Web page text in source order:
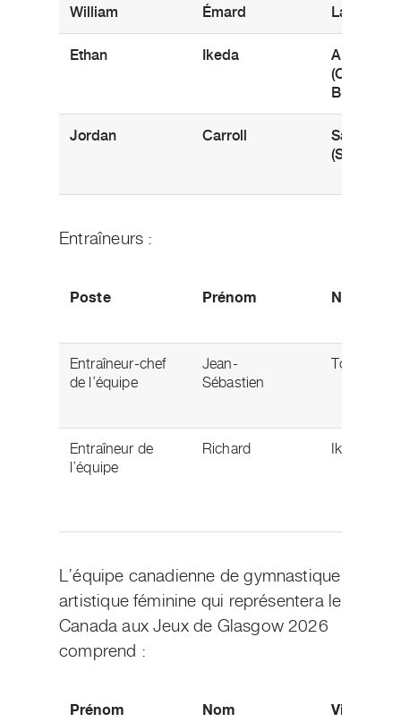
William Émard Laval
Ethan Ikeda
Jordan Carroll
Saskatoon
Entraîneurs :
Poste Prénom Nom
Entraîneur-chef
de l’équipe
Jean-
Sébastien
Tougas
Entraîneur de
l’équipe
Richard Ikeda
L’équipe canadienne de gymnastique
artistique féminine qui représentera le
Canada aux Jeux de Glasgow 2026
comprend :
Prénom Nom Ville